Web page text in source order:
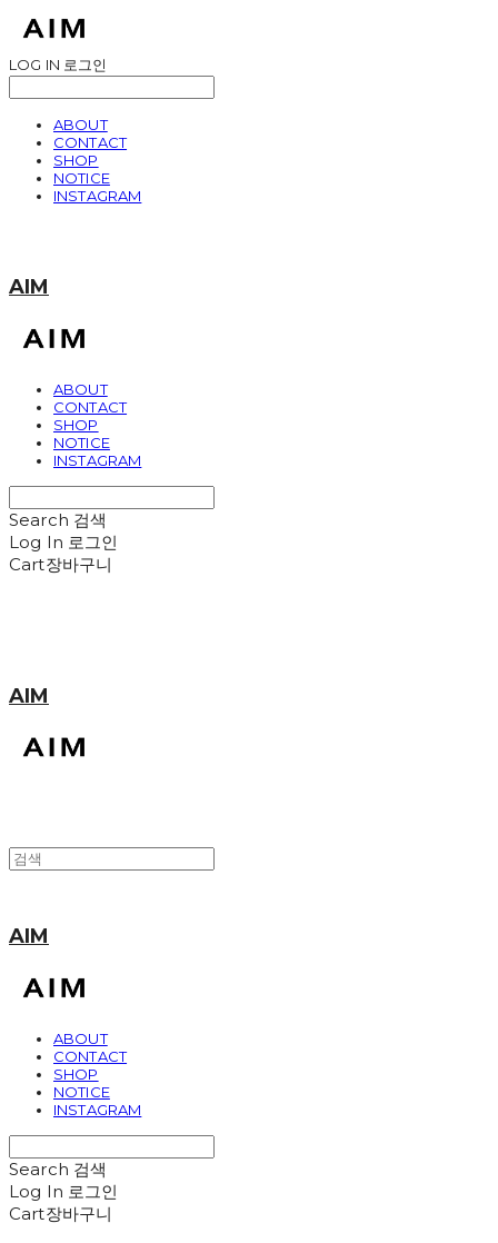
LOG IN 로그인
ABOUT
CONTACT
SHOP
NOTICE
INSTAGRAM
AIM
ABOUT
CONTACT
SHOP
NOTICE
INSTAGRAM
Search 검색
Log In 로그인
Cart장바구니
AIM
AIM
ABOUT
CONTACT
SHOP
NOTICE
INSTAGRAM
Search 검색
Log In 로그인
Cart장바구니